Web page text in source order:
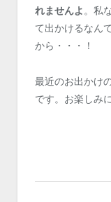
れませんよ 。私
て出かけるなん
から・・・！
最近のお出かけ
です。お楽しみ